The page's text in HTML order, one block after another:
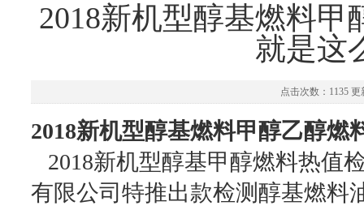
2018新机型醇基燃料
就是这
点击次数：1135 更
2018新机型醇基燃料甲醇乙醇
2018新机型醇基甲醇燃料热值
有限公司特推出款检测醇基燃料